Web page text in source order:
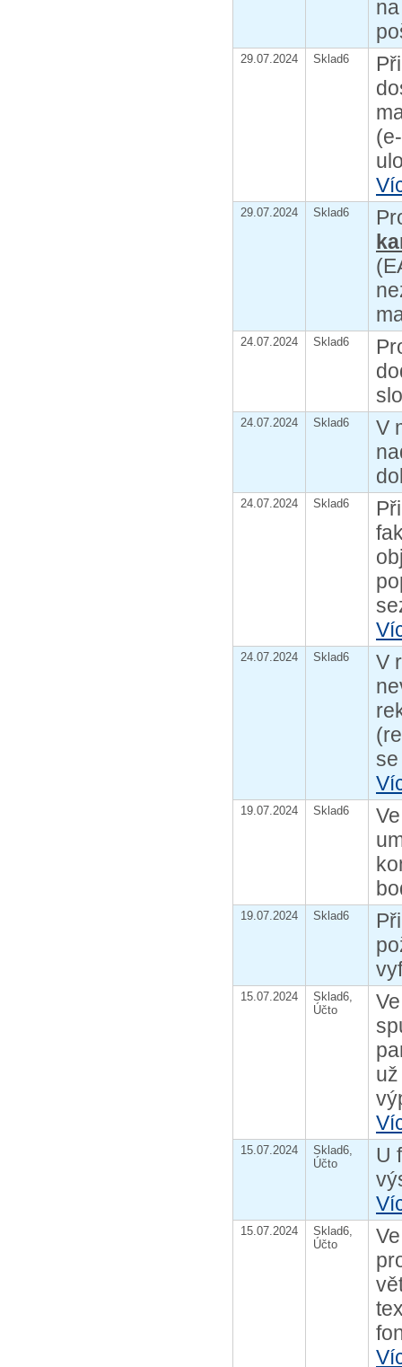
29.07.2024 Sklad6
29.07.2024 Sklad6
24.07.2024 Sklad6
24.07.2024 Sklad6
V
24.07.2024 Sklad6
24.07.2024 Sklad6
V
19.07.2024 Sklad6
19.07.2024 Sklad6
15.07.2024
Sklad6,
Účto
15.07.2024
Sklad6,
Účto
U
15.07.2024
Sklad6,
Účto